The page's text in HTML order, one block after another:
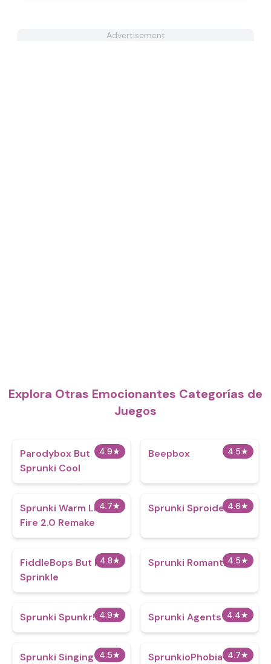
Advertisement
Explora Otras Emocionantes Categorías de
Juegos
4.9★
Parodybox But
Sprunki Cool
4.5★
Beepbox
4.7★
Sprunki Warm Like
Fire 2.0 Remake
4.6★
Sprunki Sproided
4.8★
FiddleBops But its
Sprinkle​
4.5★
Sprunki Romantic
4.9★
Sprunki Spunkr!! 4.4★
Sprunki Agents
4.5★
Sprunki Singing 4.7★
SprunkioPhobia